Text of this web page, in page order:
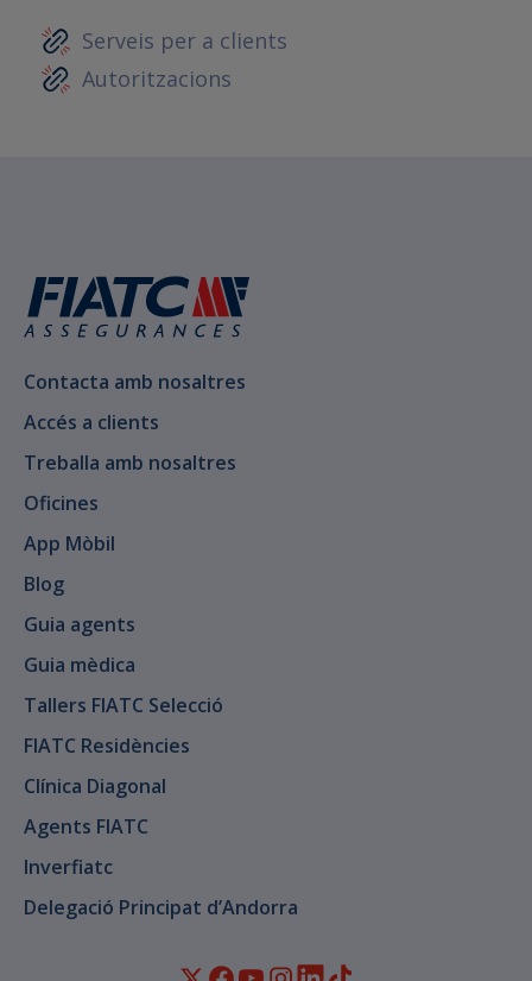
Serveis per a clients
Autoritzacions
Contacta amb nosaltres
Accés a clients
Treballa amb nosaltres
Oficines
App Mòbil
Blog
Guia agents
Guia mèdica
Tallers FIATC Selecció
FIATC Residències
Clínica Diagonal
Agents FIATC
Inverfiatc
Delegació Principat d’Andorra